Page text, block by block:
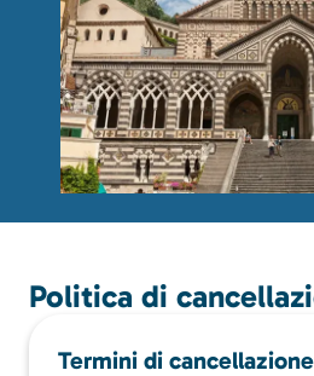
Politica di
Termini di